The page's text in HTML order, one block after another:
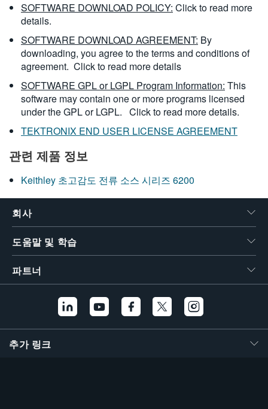
SOFTWARE DOWNLOAD POLICY: Click to read more
details.
SOFTWARE DOWNLOAD AGREEMENT: By
downloading, you agree to the terms and conditions of
agreement. Click to read more details
SOFTWARE GPL or LGPL Program Information: This
software may contain one or more programs licensed
under the GPL or LGPL. Click to read more details.
TEKTRONIX END USER LICENSE AGREEMENT
관련 제품 정보
Keithley 초고감도 전류 소스 시리즈 6200
회사
도움말 및 학습
파트너
추가 링크